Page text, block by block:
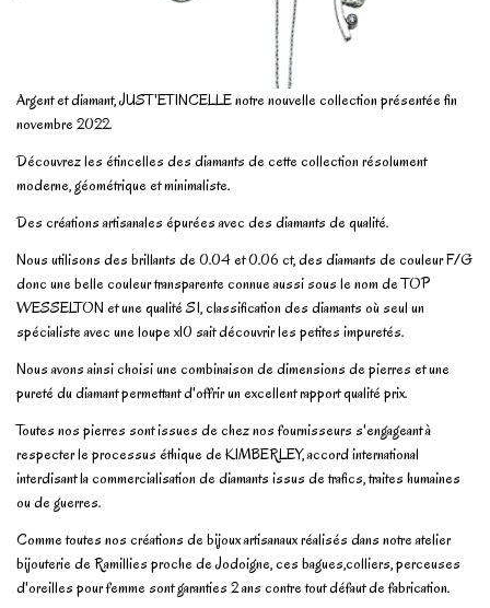
Argent et diamant, JUST'ETINCELLE notre nouvelle collection présentée fin
novembre 2022.
Découvrez les étincelles des diamants de cette collection résolument
moderne, géométrique et minimaliste.
Des créations artisanales épurées avec des diamants de qualité.
Nous utilisons des brillants de 0.04 et 0.06 ct, des diamants de couleur F/G
donc une belle couleur transparente connue aussi sous le nom de TOP
WESSELTON et une qualité SI, classification des diamants où seul un
spécialiste avec une loupe x10 sait découvrir les petites impuretés.
Nous avons ainsi choisi une combinaison de dimensions de pierres et une
pureté du diamant permettant d'offrir un excellent rapport qualité prix.
Toutes nos pierres sont issues de chez nos fournisseurs s'engageant à
respecter le processus éthique de KIMBERLEY, accord international
interdisant la commercialisation de diamants issus de trafics, traites humaines
ou de guerres.
Comme toutes nos créations de bijoux artisanaux réalisés dans notre atelier
bijouterie de Ramillies proche de Jodoigne, ces bagues,colliers, perceuses
d'oreilles pour femme sont garanties 2 ans contre tout défaut de fabrication.